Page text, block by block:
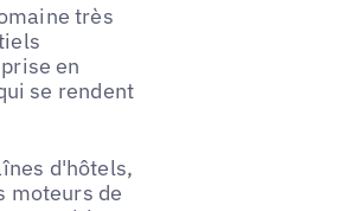
très
en
se rendent
d'hôtels,
moteurs de